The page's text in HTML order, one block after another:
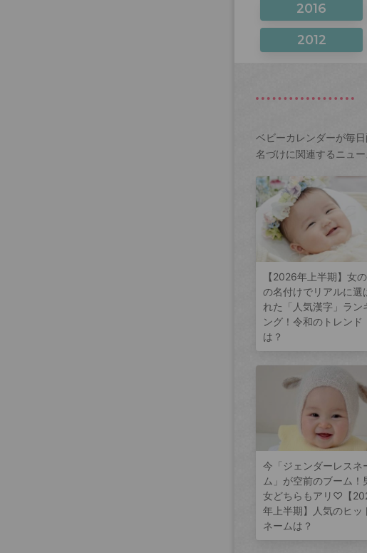
2016
2012
ベビーカレンダーが毎
名づけに関連するニュ
【2026年上半期】女
の名付けでリアルに選
れた「人気漢字」ラン
ング！令和のトレンド
は？
今「ジェンダーレスネ
ム」が空前のブーム！
女どちらもアリ♡【
年上半期】人気のヒッ
ネームは？